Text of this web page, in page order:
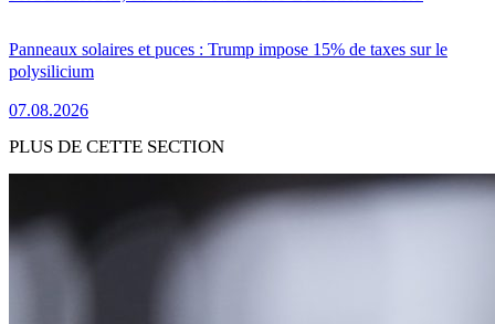
Panneaux solaires et puces : Trump impose 15% de taxes sur le
polysilicium
07.08.2026
PLUS DE CETTE SECTION